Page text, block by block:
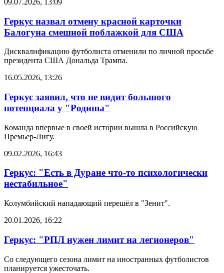
Геркус назвал отмену красной карточки
Балогуна смешной поблажкой для США
Дисквалификацию футболиста отменили по личной просьбе
президента США Дональда Трампа.
16.05.2026, 13:26
Геркус заявил, что не видит большого
потенциала у "Родины"
Команда впервые в своей истории вышла в Российскую
Премьер-Лигу.
09.02.2026, 16:43
Геркус: "Есть в Дуране что-то психологически
нестабильное"
Колумбийский нападающий перешёл в "Зенит".
20.01.2026, 16:22
Геркус: "РПЛ нужен лимит на легионеров"
Со следующего сезона лимит на иностранных футболистов
планируется ужесточать.